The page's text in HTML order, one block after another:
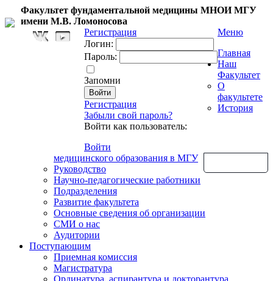
Факультет фундаментальной медицины МНОИ МГУ
имени М.В. Ломоносова
Регистрация
Логин:
Пароль:
Запомни
Регистрация
Забыли свой пароль?
Войти как пользователь:
Войти
Меню
Главная
Наш
Факультет
О
факультете
История
медицинского образования в МГУ
Руководство
Научно-педагогические работники
Подразделения
Развитие факультета
Основные сведения об организации
СМИ о нас
Аудитории
Поступающим
Приемная комиссия
Магистратура
Ординатура, аспирантура и докторантура